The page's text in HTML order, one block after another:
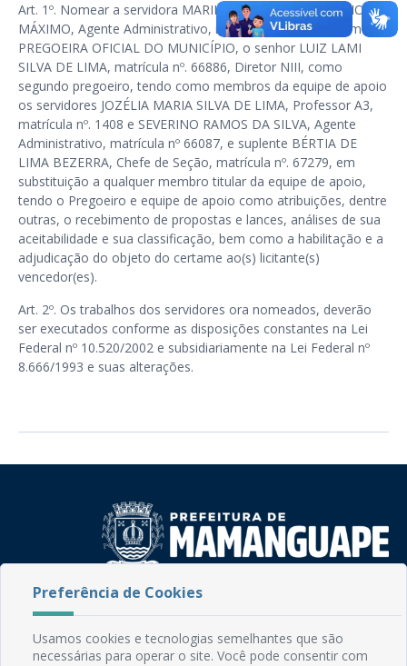
Art. 1º. Nomear a servidora MARILIA MAGDALA TOSCANO
MÁXIMO, Agente Administrativo, matrícula nº. 66632, primeira
PREGOEIRA OFICIAL DO MUNICÍPIO, o senhor LUIZ LAMI
SILVA DE LIMA, matrícula nº. 66886, Diretor NIII, como
segundo pregoeiro, tendo como membros da equipe de apoio
os servidores JOZÉLIA MARIA SILVA DE LIMA, Professor A3,
matrícula nº. 1408 e SEVERINO RAMOS DA SILVA, Agente
Administrativo, matrícula nº 66087, e suplente BÉRTIA DE
LIMA BEZERRA, Chefe de Seção, matrícula nº. 67279, em
substituição a qualquer membro titular da equipe de apoio,
tendo o Pregoeiro e equipe de apoio como atribuições, dentre
outras, o recebimento de propostas e lances, análises de sua
aceitabilidade e sua classificação, bem como a habilitação e a
adjudicação do objeto do certame ao(s) licitante(s)
vencedor(es).
Art. 2º. Os trabalhos dos servidores ora nomeados, deverão
ser executados conforme as disposições constantes na Lei
Federal nº 10.520/2002 e subsidiariamente na Lei Federal nº
8.666/1993 e suas alterações.
Rua do Imperador, 78, Centro
CEP: 58.280-000 - Mamanguape/PB
Fone: (83) 3292-2246
Email: comunicacao@mamanguape.pb.gov.br
Preferência de Cookies
Usamos cookies e tecnologias semelhantes que são
necessárias para operar o site. Você pode consentir com